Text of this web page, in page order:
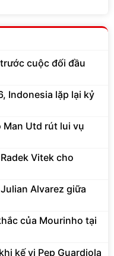
cuộc đối đầu
Indonesia lặp lại kỷ
Man Utd rút lui vụ
Vitek cho
Alvarez giữa
của Mourinho tại
kế vị Pep Guardiola